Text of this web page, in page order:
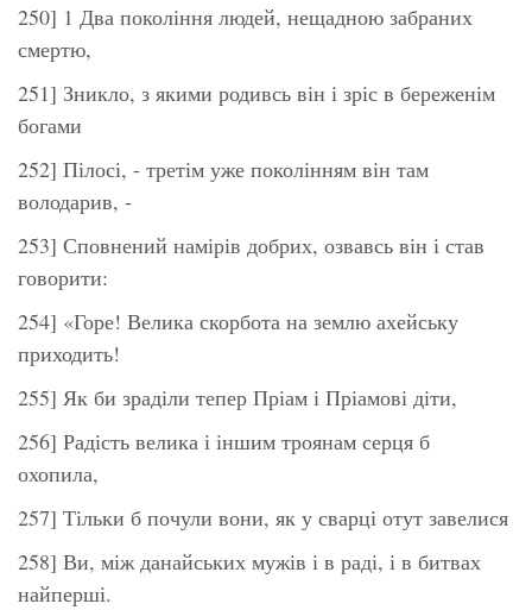
250] 1 Два покоління людей, нещадною забраних
смертю,
251] Зникло, з якими родивсь він і зріс в береженім
богами
252] Пілосі, - третім уже поколінням він там
володарив, -
253] Сповнений намірів добрих, озвавсь він і став
говорити:
254] «Горе! Велика скорбота на землю ахейську
приходить!
255] Як би зраділи тепер Пріам і Пріамові діти,
256] Радість велика і іншим троянам серця б
охопила,
257] Тільки б почули вони, як у сварці отут завелися
258] Ви, між данайських мужів і в раді, і в битвах
найперші.